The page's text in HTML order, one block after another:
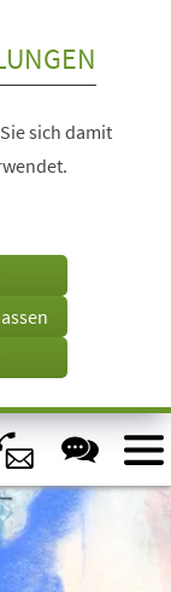
sich damit